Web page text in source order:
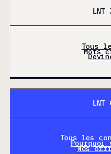
LNT
Tous
Mots
LNT
Tous les
Pourquoi
Nos